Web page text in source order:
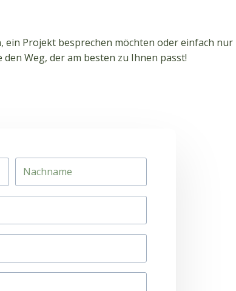
ein Projekt besprechen möchten oder einfach
den Weg, der am besten zu Ihnen passt!